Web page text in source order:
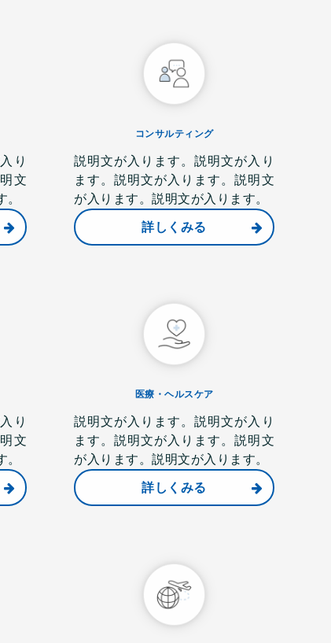
り
文
コンサルティング
説明文が入ります。説明文が入り
ます。説明文が入ります。説明文
が入ります。説明文が入ります。
詳しくみる
り
文
医療・ヘルスケア
説明文が入ります。説明文が入り
ます。説明文が入ります。説明文
が入ります。説明文が入ります。
詳しくみる